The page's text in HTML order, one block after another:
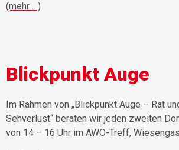
(mehr …)
Blickpunkt Auge
Im Rahmen von „Blickpunkt Auge – Rat
Sehverlust“ beraten wir jeden zweiten
von 14 – 16 Uhr im AWO-Treff,